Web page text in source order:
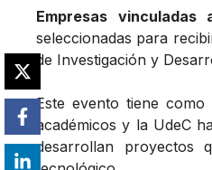
Empresas
seleccionadas para
de Investigación y
Este evento tiene
académicos y la UdeC
desarrollan proyectos